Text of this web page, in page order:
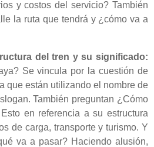
y costos del servicio? También
la ruta que tendrá y ¿cómo va a
del tren y su significado:
Se vincula por la cuestión de
que están utilizando el nombre de
También preguntan ¿Cómo
en referencia a su estructura
de carga, transporte y turismo. Y
va a pasar? Haciendo alusión,